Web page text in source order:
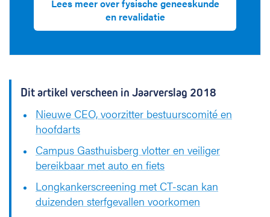
Lees meer over fysische geneeskunde
en revalidatie
Dit artikel verscheen in Jaarverslag 2018
Nieuwe CEO, voorzitter bestuurscomité en
hoofdarts
Campus Gasthuisberg vlotter en veiliger
bereikbaar met auto en fiets
Longkanker­screening met CT-scan kan
duizenden sterf­gevallen voorkomen